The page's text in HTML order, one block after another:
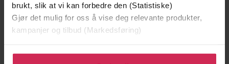
brukt, slik at vi kan forbedre den (Statistiske)
Gjør det mulig for oss å vise deg relevante produkter,
kampanjer og tilbud (Markedsføring)
Klikk på «Godta alle» for å gi oss ditt samtykke til å